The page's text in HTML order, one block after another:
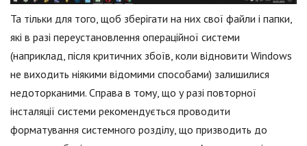
Та тільки для того, щоб зберігати на них свої файли і папки,
які в разі переустановлення операційної системи
(наприклад, після критичних збоїв, коли відновити Windows
не виходить ніякими відомими способами) залишилися
недоторканими. Справа в тому, що у разі повторної
інсталяції системи рекомендується проводити
форматування системного розділу, що призводить до